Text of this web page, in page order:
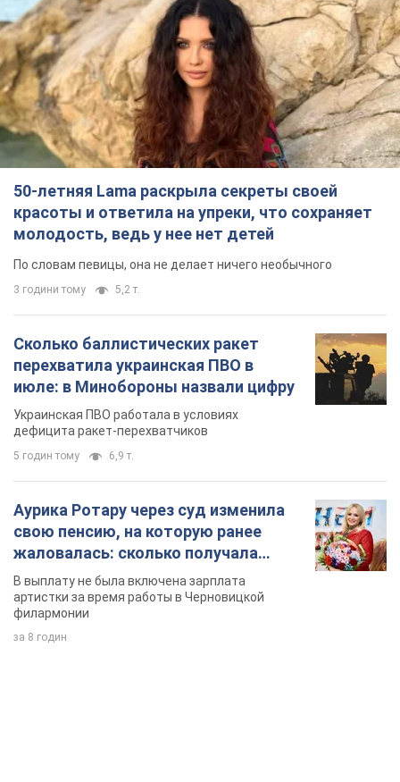
50-летняя Lama раскрыла секреты своей
красоты и ответила на упреки, что сохраняет
молодость, ведь у нее нет детей
По словам певицы, она не делает ничего необычного
3 години тому 5,2 т.
Сколько баллистических ракет
перехватила украинская ПВО в
июле: в Минобороны назвали цифру
Украинская ПВО работала в условиях
дефицита ракет-перехватчиков
5 годин тому 6,9 т.
Аурика Ротару через суд изменила
свою пенсию, на которую ранее
жаловалась: сколько получала
певица
В выплату не была включена зарплата
артистки за время работы в Черновицкой
филармонии
за 8 годин